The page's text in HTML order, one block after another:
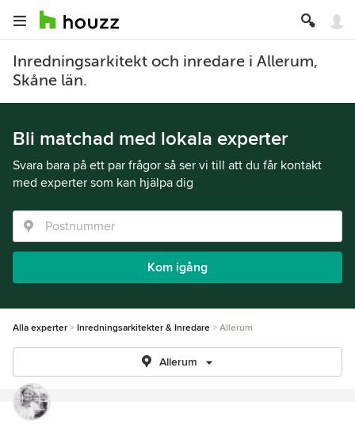
Inredningsarkitekt och inredare i Allerum,
Skåne län.
Bli matchad med lokala experter
Svara bara på ett par frågor så ser vi till att du får kontakt
med experter som kan hjälpa dig
Kom igång
Alla experter Inredningsarkitekter & Inredare Allerum
Allerum